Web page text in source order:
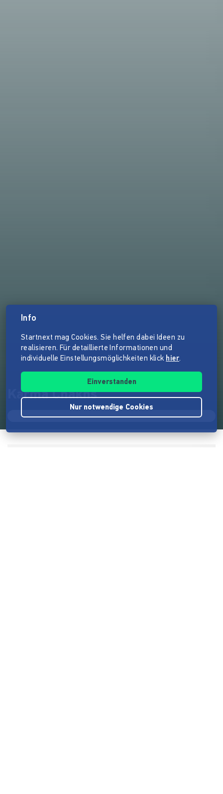
Karma Chakhs
Info
Startnext mag Cookies. Sie helfen dabei Ideen zu
realisieren. Für detaillierte Informationen und
individuelle Einstellungsmöglichkeiten klick hier.
Einverstanden
Nur notwendige Cookies